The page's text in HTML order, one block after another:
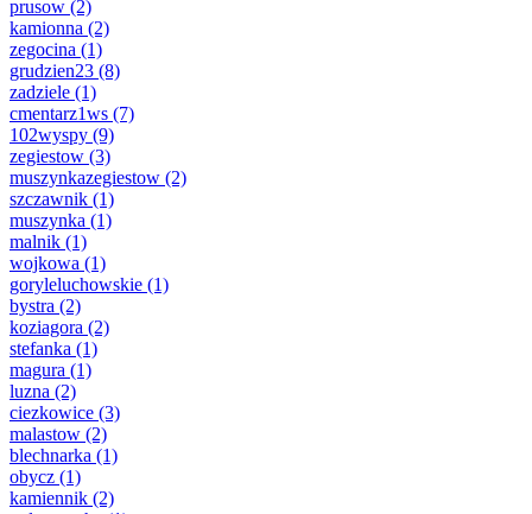
prusow (2)
kamionna (2)
zegocina (1)
grudzien23 (8)
zadziele (1)
cmentarz1ws (7)
102wyspy (9)
zegiestow (3)
muszynkazegiestow (2)
szczawnik (1)
muszynka (1)
malnik (1)
wojkowa (1)
goryleluchowskie (1)
bystra (2)
koziagora (2)
stefanka (1)
magura (1)
luzna (2)
ciezkowice (3)
malastow (2)
blechnarka (1)
obycz (1)
kamiennik (2)